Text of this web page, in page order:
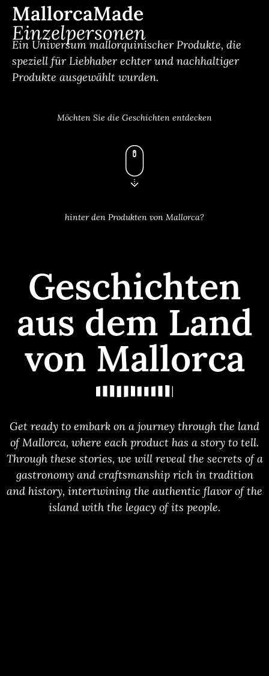
MallorcaMade
Einzelpersonen
Ein Universum mallorquinischer Produkte, die
speziell für Liebhaber echter und nachhaltiger
Produkte ausgewählt wurden.
Möchten Sie die Geschichten entdecken
hinter den Produkten von Mallorca?
Geschichten
aus dem Land
von Mallorca
Get ready to embark on a journey through the land
of Mallorca, where each product has a story to tell.
Through these stories, we will reveal the secrets of a
gastronomy and craftsmanship rich in tradition
and history, intertwining the authentic flavor of the
island with the legacy of its people.